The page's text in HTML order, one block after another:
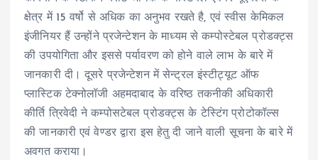
क्षेत्र में 15 वर्षो से अधिक का अनुभव रखते है, एवं स्वीस केमिकल
इंजीनियर हैं उन्होंने प्रजेन्टेशन के माध्यम से कम्पोस्टेबल प्रोडक्ट्स
की उपयोगिता और इससे पर्यावरण को होने वाले लाभ के बारे में
जानकारी दी। दूसरे प्रजेन्टेशन में सेन्ट्रल इंस्टीट्यूट ऑफ
प्लास्टिक टेक्नोलॉजी अहमदाबाद के वरिष्ठ तकनीकी अधिकारी
कीर्ति त्रिवेदी ने कम्पोसटेबल प्रोडक्ट्स के टेस्टिंग प्रोटोकॉल्स
की जानकारी एवं वेण्डर द्वारा इस हेतु दी जाने वाली सूचना के बारे में
अवगत कराया।